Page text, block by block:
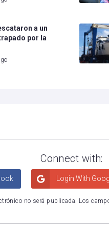
a un
por la
Connect with:
Login With
no será publicada. Los